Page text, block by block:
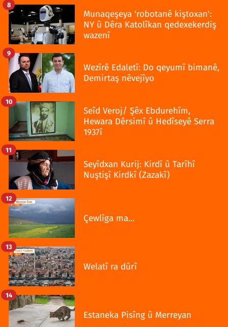
Munaqeşeya 'robotanê kiştoxan':
NY û Dêra Katolîkan qedexekerdiş
wazenî
8
Wezîrê Edaletî: Do qeyumî bimanê,
Demirtaş nêvejîyo
9
Seîd Veroj/ Şêx Ebdurehîm,
Hewara Dêrsimî û Hedîseyê Serra
1937î
10
Seyîdxan Kurij: Kirdî û Tarîhî
Nuştişî Kirdkî (Zazakî)
11
Çewlîga ma...
12
Welatî ra dûrî
13
Estaneka Pisîng û Merreyan
14